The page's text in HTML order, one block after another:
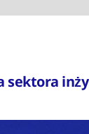
sektora